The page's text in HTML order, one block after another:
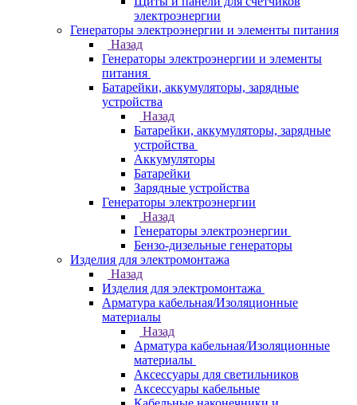
электроэнергии
Генераторы электроэнергии и элементы питания
Назад
Генераторы электроэнергии и элементы
питания
Батарейки, аккумуляторы, зарядные
устройства
Назад
Батарейки, аккумуляторы, зарядные
устройства
Аккумуляторы
Батарейки
Зарядные устройства
Генераторы электроэнергии
Назад
Генераторы электроэнергии
Бензо-дизельные генераторы
Изделия для электромонтажа
Назад
Изделия для электромонтажа
Арматура кабельная/Изоляционные
материалы
Назад
Арматура кабельная/Изоляционные
материалы
Аксессуары для светильников
Аксессуары кабельные